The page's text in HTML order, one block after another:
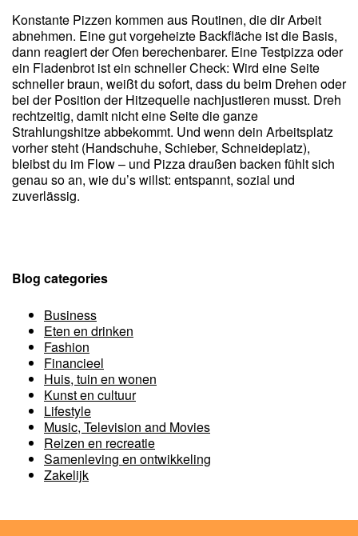
Konstante Pizzen kommen aus Routinen, die dir Arbeit
abnehmen. Eine gut vorgeheizte Backfläche ist die Basis,
dann reagiert der Ofen berechenbarer. Eine Testpizza oder
ein Fladenbrot ist ein schneller Check: Wird eine Seite
schneller braun, weißt du sofort, dass du beim Drehen oder
bei der Position der Hitzequelle nachjustieren musst. Dreh
rechtzeitig, damit nicht eine Seite die ganze
Strahlungshitze abbekommt. Und wenn dein Arbeitsplatz
vorher steht (Handschuhe, Schieber, Schneideplatz),
bleibst du im Flow – und Pizza draußen backen fühlt sich
genau so an, wie du’s willst: entspannt, sozial und
zuverlässig.
Blog categories
Business
Eten en drinken
Fashion
Financieel
Huis, tuin en wonen
Kunst en cultuur
Lifestyle
Music, Television and Movies
Reizen en recreatie
Samenleving en ontwikkeling
Zakelijk